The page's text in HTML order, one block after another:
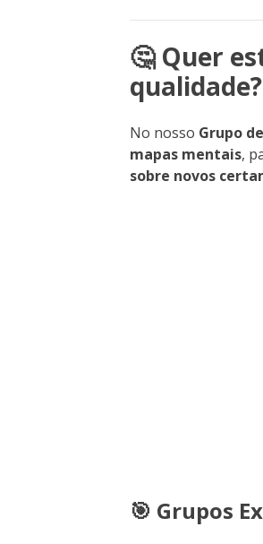
🤔 Quer
No nosso Grupo
mapas mentais,
sobre novos
🎯 Grupos